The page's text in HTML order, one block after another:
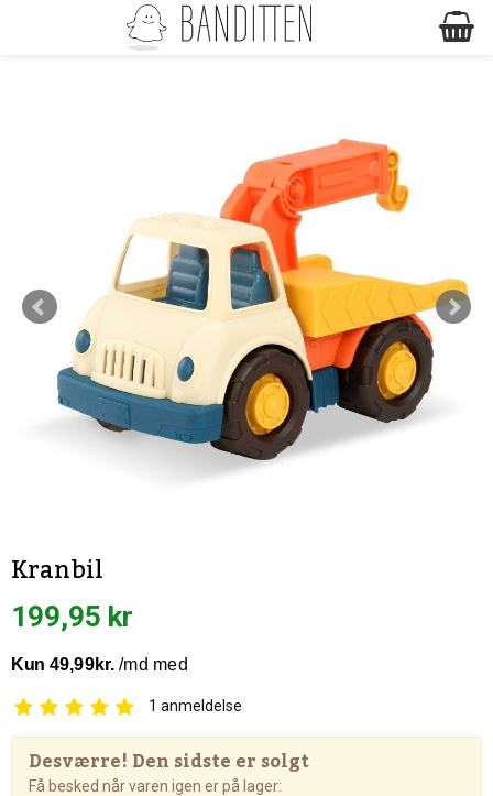
Kranbil
199,95 kr
1 anmeldelse
Desværre! Den sidste er solgt
Få besked når varen igen er på lager: